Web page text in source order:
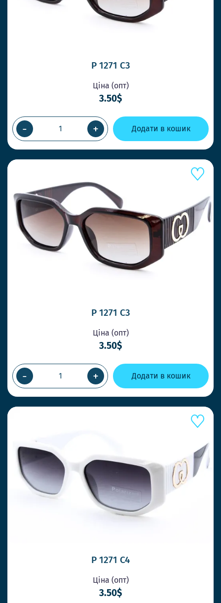
P 1271 C3
Ціна (опт)
3.50$
- + Додати в кошик
P 1271 C3
Ціна (опт)
3.50$
- + Додати в кошик
P 1271 C4
Ціна (опт)
3.50$